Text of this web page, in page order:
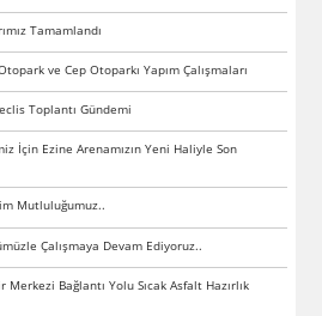
Tamamlandı
ve Cep Otoparkı Yapım Çalışmaları
Toplantı Gündemi
İçin Ezine Arenamızın Yeni Haliyle Son
Mutluluğumuz..
Çalışmaya Devam Ediyoruz..
Bağlantı Yolu Sıcak Asfalt Hazırlık